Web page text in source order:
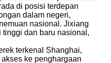
di posisi terdepan
dalam negeri,
nasional. Jixiang
dan baru nasional,
terkenal Shanghai,
ke penghargaan